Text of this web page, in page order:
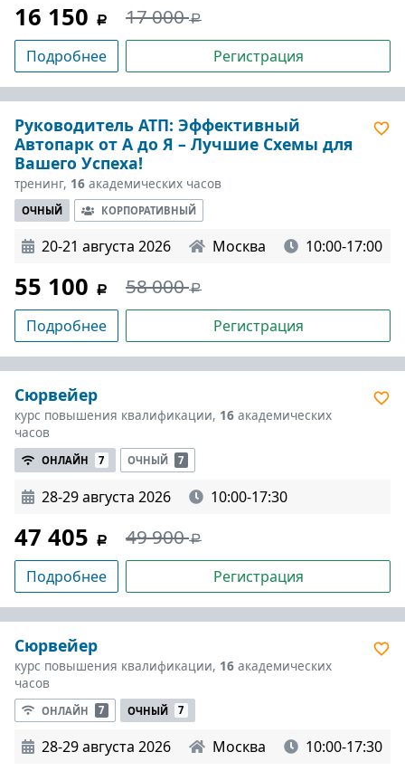
16 150 17 000
Подробнее Регистрация
Руководитель АТП: Эффективный
Автопарк от А до Я – Лучшие Схемы для
Вашего Успеха!
тренинг, 16 академических часов
ОЧНЫЙ КОРПОРАТИВНЫЙ
20-21 августа 2026 Москва 10:00-17:00
55 100 58 000
Подробнее Регистрация
Сюрвейер
курс повышения квалификации, 16 академических
часов
ОНЛАЙН 7 ОЧНЫЙ 7
28-29 августа 2026 10:00-17:30
47 405 49 900
Подробнее Регистрация
Сюрвейер
курс повышения квалификации, 16 академических
часов
ОНЛАЙН 7 ОЧНЫЙ 7
28-29 августа 2026 Москва 10:00-17:30